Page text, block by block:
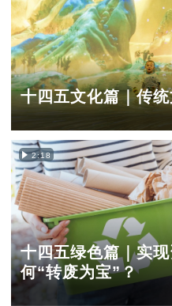
十四五文化篇｜传
2:18
十四五绿色篇｜实
何“转废为宝”？